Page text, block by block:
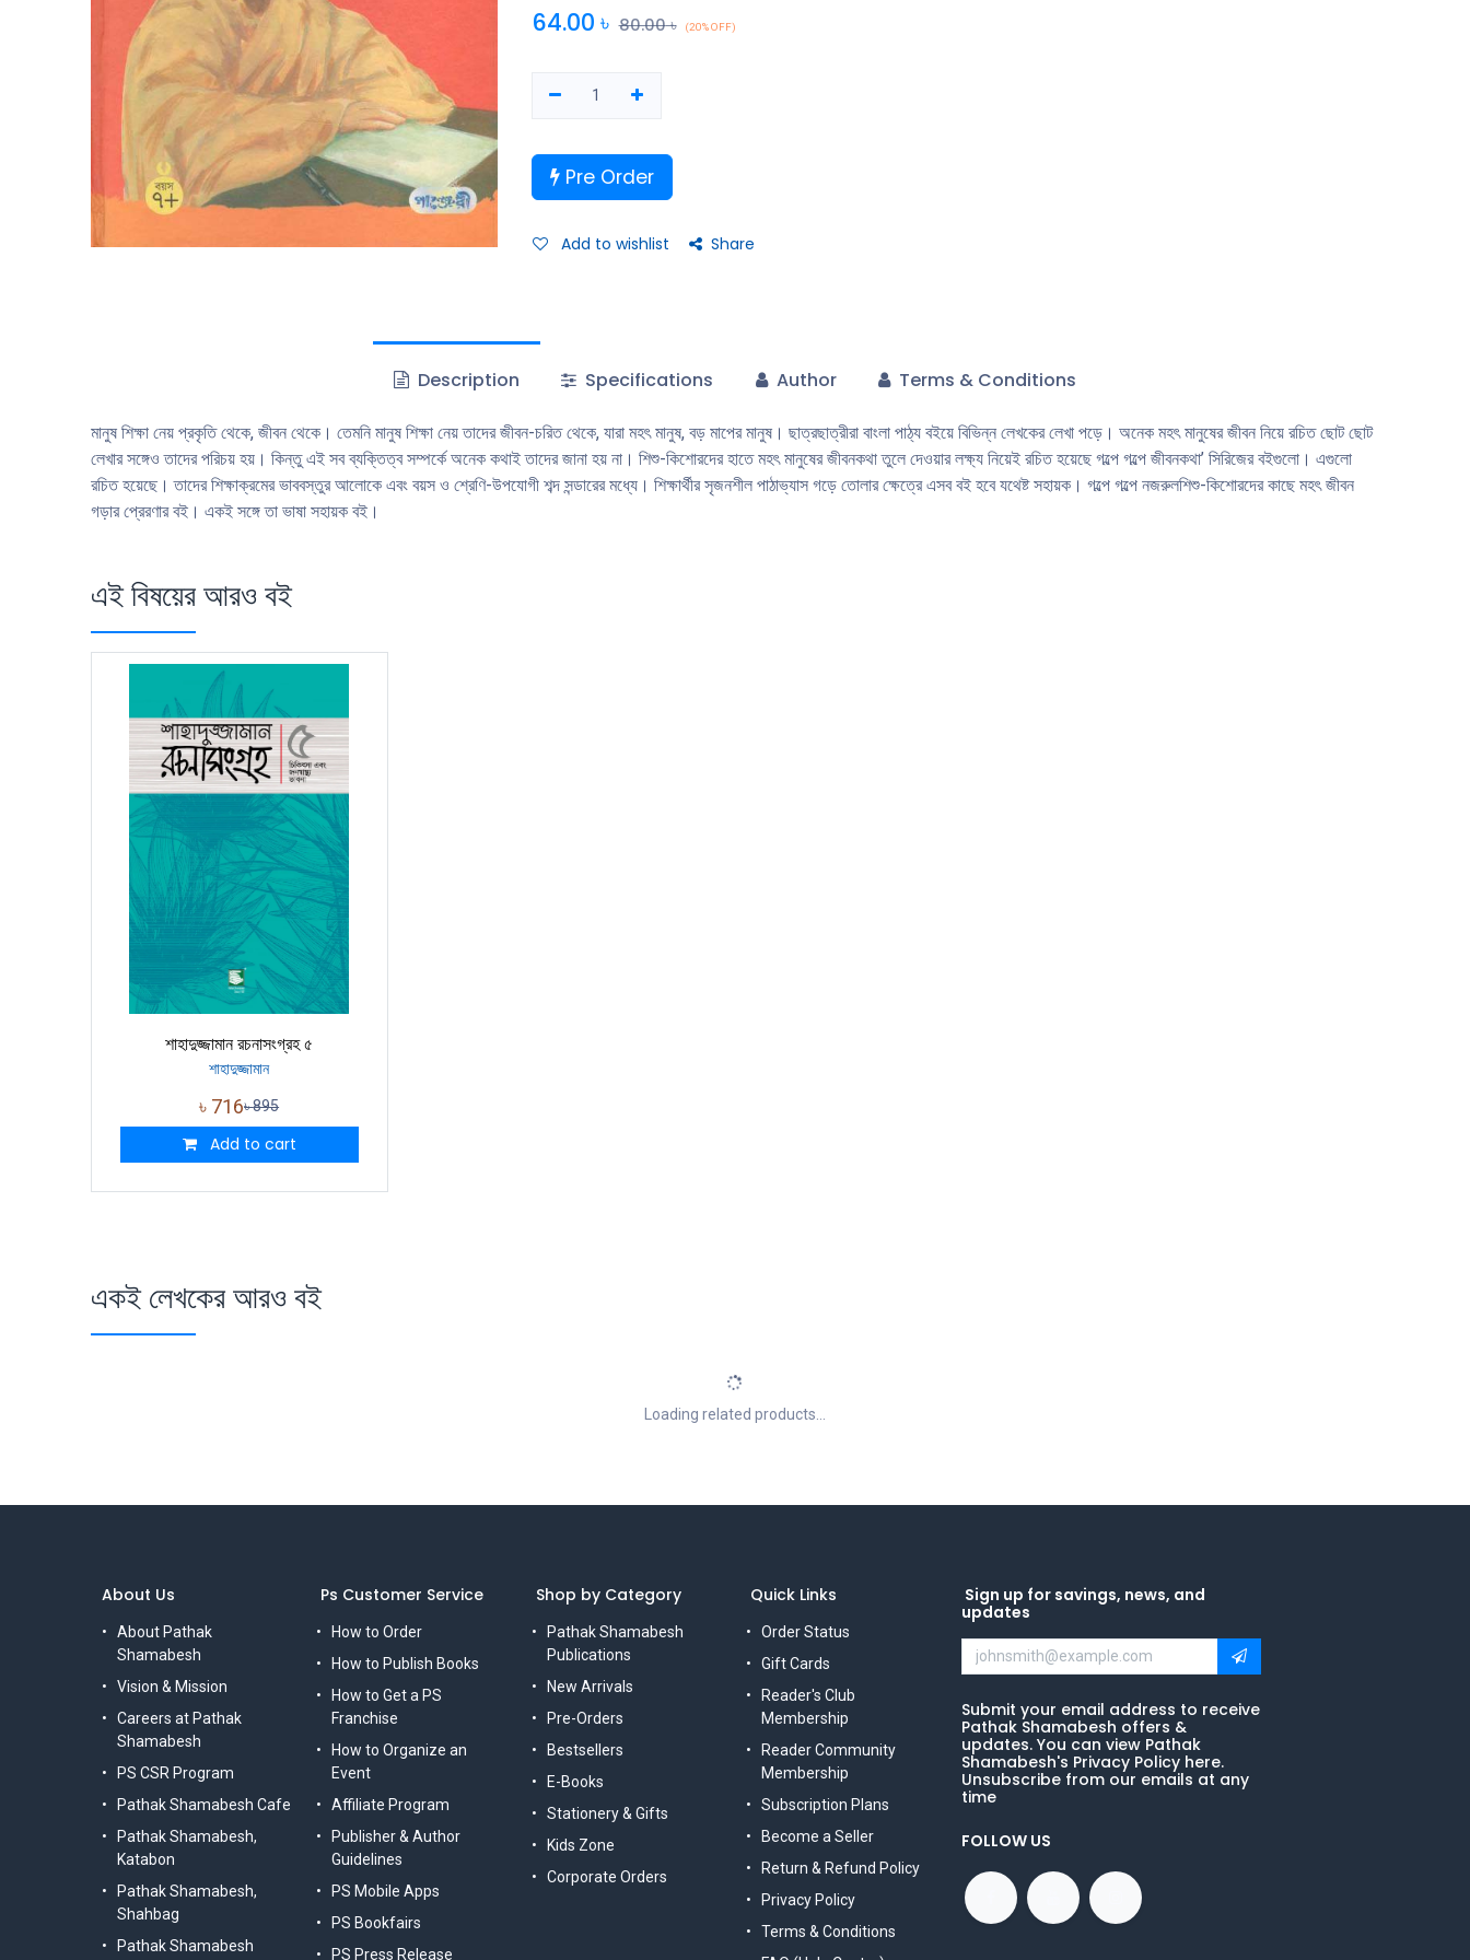
লক্ষ্য নিয়েই রচিত হয়েছে গল্পে গল্পে জীবনকথা’ সিরিজের বইগুলাে। এগুলাে রচিত হয়েছে। তাদের
মহৎ জীবন গড়ার প্রেরণার বই। একই সঙ্গে তা ভাষা সহায়ক বই।
64.00 ৳ 80.00৳ (20% OFF)
Pre Order
Add to wishlist Share
Description Specifications Author Terms & Conditions
মানুষ শিক্ষা নেয় প্রকৃতি থেকে, জীবন থেকে। তেমনি মানুষ শিক্ষা নেয় তাদের জীবন-চরিত থেকে, যারা মহৎ মানুষ, বড় মাপের মানুষ। ছাত্রছাত্রীরা বাংলা পাঠ্য বইয়ে বিভিন্ন লেখকের লেখা পড়ে। অনেক মহৎ মানুষের জীবন নিয়ে রচিত ছােট ছােট
লেখার সঙ্গেও তাদের পরিচয় হয়। কিন্তু এই সব ব্যক্তিত্ব সম্পর্কে অনেক কথাই তাদের জানা হয় না। শিশু-কিশােরদের হাতে মহৎ মানুষের জীবনকথা তুলে দেওয়ার লক্ষ্য নিয়েই রচিত হয়েছে গল্পে গল্পে জীবনকথা’ সিরিজের বইগুলাে। এগুলাে
রচিত হয়েছে। তাদের শিক্ষাক্রমের ভাববস্তুর আলােকে এবং বয়স ও শ্রেণি-উপযােগী শব্দ সন্ডারের মধ্যে। শিক্ষার্থীর সৃজনশীল পাঠাভ্যাস গড়ে তােলার ক্ষেত্রে এসব বই হবে যথেষ্ট সহায়ক। গল্পে গল্পে নজরুলশিশু-কিশােরদের কাছে মহৎ জীবন
গড়ার প্রেরণার বই। একই সঙ্গে তা ভাষা সহায়ক বই।
এই বিষয়ের আরও বই
শাহাদুজ্জামান রচনাসংগ্রহ ৫
শাহাদুজ্জামান
৳ 716৳895
Add to cart
একই লেখকের আরও বই
Loading related products...
Ps Customer Service
How to Order
How to Publish Books
How to Get a PS
Franchise
How to Organize an
Event
Affiliate Program
Publisher & Author
Guidelines
PS Mobile Apps
PS Bookfairs
PS Press Release
Shop by Category
Pathak Shamabesh
Publications
New Arrivals
Pre-Orders
Bestsellers
E-Books
Stationery & Gifts
Kids Zone
Corporate Orders
Quick Links
Order Status
Gift Cards
Reader's Club
Membership
Reader Community
Membership
Subscription Plans
Become a Seller
Return & Refund Policy
Privacy Policy
Terms & Conditions
Sign up for savings, news, and
updates
Submit your email address to receive
Pathak Shamabesh offers &
updates. You can view Pathak
Shamabesh's Privacy Policy here.
Unsubscribe from our emails at any
time
FOLLOW US
About Us
About Pathak
Shamabesh
Vision & Mission
Careers at Pathak
Shamabesh
PS CSR Program
Pathak Shamabesh Cafe
Pathak Shamabesh,
Katabon
Pathak Shamabesh,
Shahbag
Pathak Shamabesh